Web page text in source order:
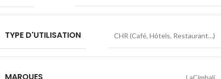
TYPE D'UTILISATION CHR (Café, Hôtels, Restaurant…)